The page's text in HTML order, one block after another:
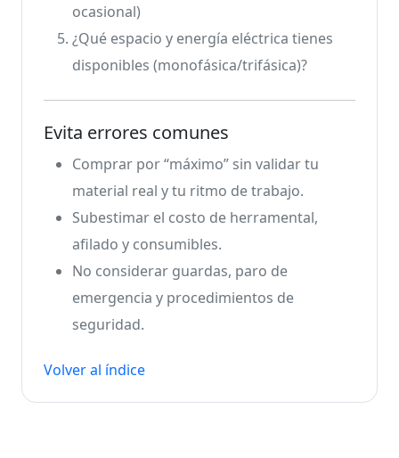
ocasional)
¿Qué espacio y energía eléctrica tienes
disponibles (monofásica/trifásica)?
Evita errores comunes
Comprar por “máximo” sin validar tu
material real y tu ritmo de trabajo.
Subestimar el costo de herramental,
afilado y consumibles.
No considerar guardas, paro de
emergencia y procedimientos de
seguridad.
Volver al índice